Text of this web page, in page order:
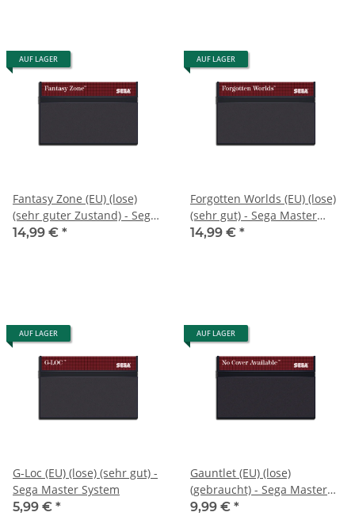
AUF LAGER
Fantasy Zone (EU) (lose)
(sehr guter Zustand) - Sega
Master System
14,99 € *
AUF LAGER
Forgotten Worlds (EU) (lose)
(sehr gut) - Sega Master
System
14,99 € *
AUF LAGER
G-Loc (EU) (lose) (sehr gut) -
Sega Master System
5,99 € *
AUF LAGER
Gauntlet (EU) (lose)
(gebraucht) - Sega Master
System
9,99 € *